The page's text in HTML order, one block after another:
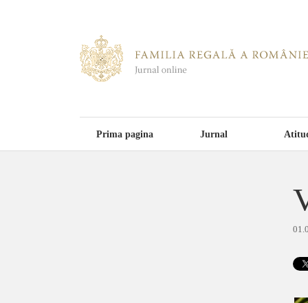
Prima pagina Jurnal